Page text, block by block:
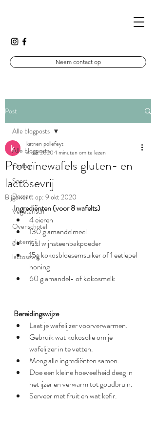
Neem contact op
Post
Alle blogposts
Ontbijt
Sport
Dessert
Vegetarisch
Ovenschotel
glutenvrij
lactosevrij
Alle blogposts
Proteïnewafels gluten- en
lactosevrij
katrien pollefeyt
4 okt 2020 1 minuten om te lezen
Bijgewerkt op: 9 okt 2020
Ingrediënten (voor 8 wafelts)
4 eieren
130 g amandelmeel
½ tl wijnsteenbakpoeder
15g kokosbloesemsuiker of 1 eetlepel
honing
60 g amandel- of kokosmelk
Bereidingswijze
Laat je wafelijzer voorverwarmen.
Gebruik wat kokosolie om je
wafelijzer in te vetten.
Meng alle ingrediënten samen.
Doe een kleine hoeveelheid deeg in
het ijzer en verwarm tot goudbruin.
Serveer met fruit en wat kefir.